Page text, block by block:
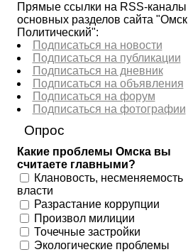
Прямые ссылки на RSS-каналы
основных разделов сайта "Омск
Политический":
Подписаться на новости
Подписаться на публикации
Подписаться на дневник
Подписаться на объявления
Подписаться на форум
Подписаться на фотографии
Опрос
Какие проблемы Омска вы
считаете главными?
Клановость, несменяемость
власти
Разрастание коррупции
Произвол милиции
Точечные застройки
Экологические проблемы